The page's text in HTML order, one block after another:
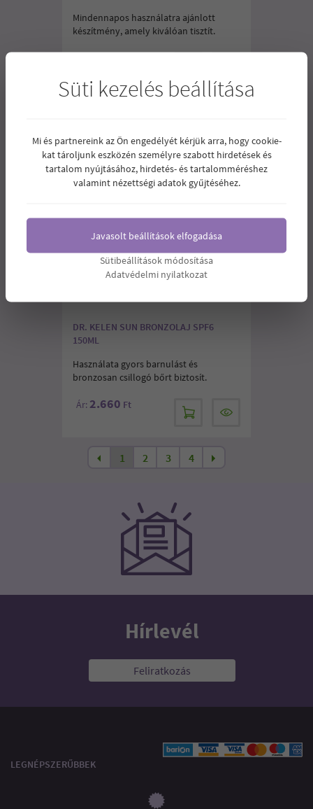
Mindennapos használatra ajánlott
készítmény, amely kiválóan tisztít.
1.050
DR. KELEN SUN BRONZOLAJ SPF6
150ML
Használata gyors barnulást és
bronzosan csillogó bőrt biztosít.
Ár: 2.660 Ft
1 2 3 4
Hírlevél
Feliratkozás
LEGNÉPSZERŰBBEK
Süti kezelés beállítása
Mi és partnereink az Ön engedélyét kérjük arra, hogy cookie-
kat tároljunk eszközén személyre szabott hirdetések és
tartalom nyújtásához, hirdetés- és tartalomméréshez
valamint nézettségi adatok gyűjtéséhez.
Javasolt beállítások elfogadása
Sütibeállítások módosítása
Adatvédelmi nyilatkozat